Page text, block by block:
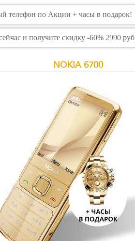
телефон по Акции + часы в подарок!
и получите скидку -60% 2990 руб
NOKIA 6700